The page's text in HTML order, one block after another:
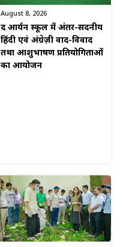
August 8, 2026
द आर्यन स्कूल में अंतर-सदनीय
हिंदी एवं अंग्रेज़ी वाद-विवाद
तथा आशुभाषण प्रतियोगिताओं
का आयोजन